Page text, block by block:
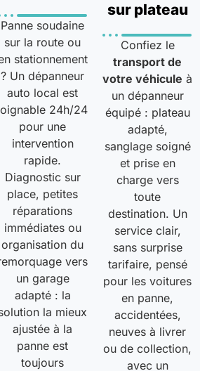
Panne soudaine
sur la route ou
stationnement
? Un dépanneur
auto local est
24h/24
pour une
intervention
rapide.
Diagnostic sur
place, petites
réparations
immédiates ou
organisation du
vers
un garage
adapté : la
la mieux
ajustée à la
panne est
toujours
sur plateau
Confiez le
transport de
votre véhicule à
un dépanneur
équipé : plateau
adapté,
sanglage soigné
et prise en
charge vers
toute
destination. Un
service clair,
sans surprise
tarifaire, pensé
pour les voitures
en panne,
accidentées,
neuves à livrer
ou de collection,
avec un